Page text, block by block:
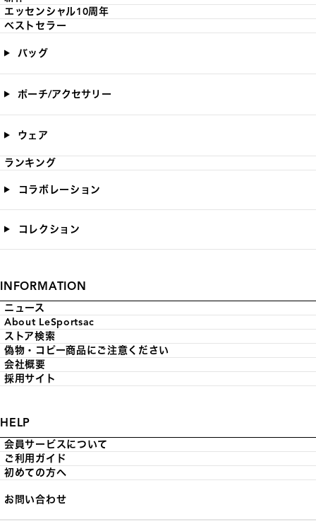
エッセンシャル10周年
ベストセラー
バッグ
ポーチ/アクセサリー
ウェア
ランキング
コラボレーション
コレクション
INFORMATION
ニュース
About LeSportsac
ストア検索
偽物・コピー商品にご注意ください
会社概要
採用サイト
HELP
会員サービスについて
ご利用ガイド
初めての方へ
お問い合わせ